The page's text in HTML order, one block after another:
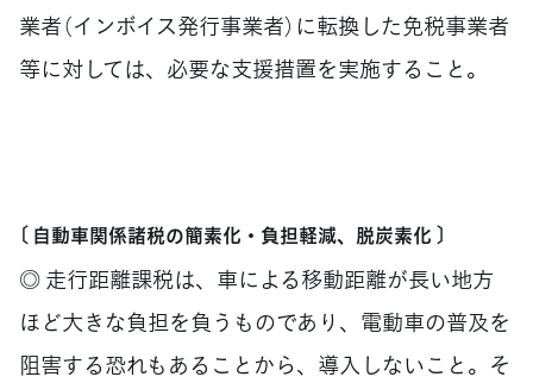
業者（インボイス発行事業者）に転換した免税事業者
等に対しては、必要な支援措置を実施すること。
〔 自動車関係諸税の簡素化・負担軽減、脱炭素化 〕
◎ 走行距離課税は、車による移動距離が長い地方
ほど大きな負担を負うものであり、電動車の普及を
阻害する恐れもあることから、導入しないこと。そ